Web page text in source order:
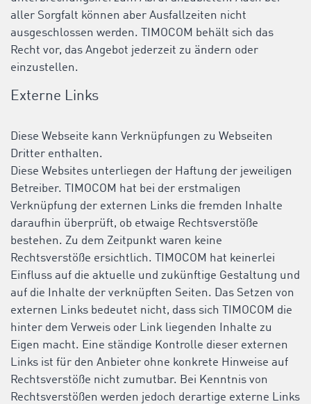
aller Sorgfalt können aber Ausfallzeiten nicht
ausgeschlossen werden. TIMOCOM behält sich das
Recht vor, das Angebot jederzeit zu ändern oder
einzustellen.
Externe Links
Diese Webseite kann Verknüpfungen zu Webseiten
Dritter enthalten.
Diese Websites unterliegen der Haftung der jeweiligen
Betreiber. TIMOCOM hat bei der erstmaligen
Verknüpfung der externen Links die fremden Inhalte
daraufhin überprüft, ob etwaige Rechtsverstöße
bestehen. Zu dem Zeitpunkt waren keine
Rechtsverstöße ersichtlich. TIMOCOM hat keinerlei
Einfluss auf die aktuelle und zukünftige Gestaltung und
auf die Inhalte der verknüpften Seiten. Das Setzen von
externen Links bedeutet nicht, dass sich TIMOCOM die
hinter dem Verweis oder Link liegenden Inhalte zu
Eigen macht. Eine ständige Kontrolle dieser externen
Links ist für den Anbieter ohne konkrete Hinweise auf
Rechtsverstöße nicht zumutbar. Bei Kenntnis von
Rechtsverstößen werden jedoch derartige externe Links